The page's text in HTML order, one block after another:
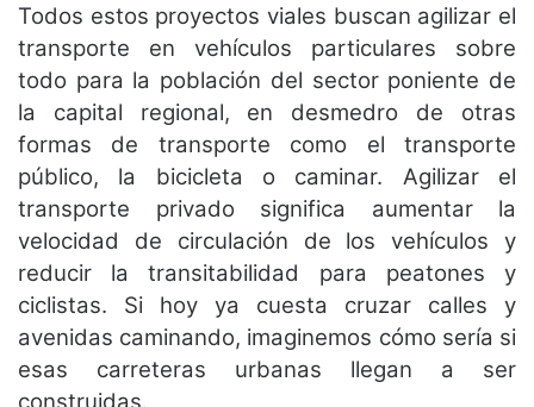
Todos estos proyectos viales buscan agilizar el
transporte en vehículos particulares sobre
todo para la población del sector poniente de
la capital regional, en desmedro de otras
formas de transporte como el transporte
público, la bicicleta o caminar. Agilizar el
transporte privado significa aumentar la
velocidad de circulación de los vehículos y
reducir la transitabilidad para peatones y
ciclistas. Si hoy ya cuesta cruzar calles y
avenidas caminando, imaginemos cómo sería si
esas carreteras urbanas llegan a ser
construidas.